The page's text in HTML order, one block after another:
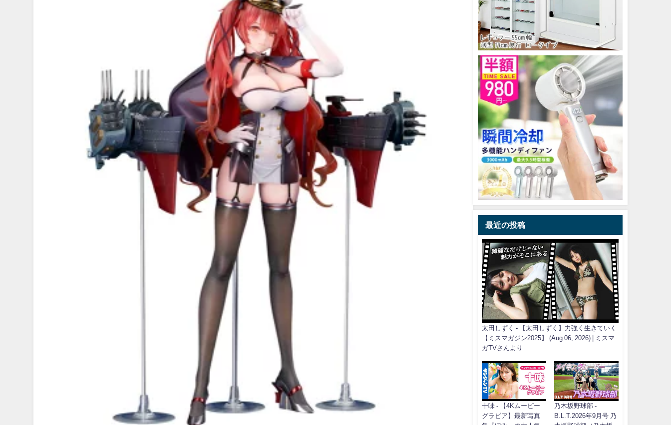
最近の投稿
太田しずく - 【太田しずく】力強く生きていく
【ミスマガジン2025】 (Aug 06, 2026) | ミスマ
ガTVさんより
十味 - 【4Kムービー
グラビア】最新写真
乃木坂野球部 -
B.L.T.2026年9月号 乃